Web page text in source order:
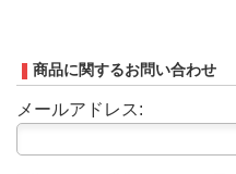
商品に関するお問い合わせ
メールアドレス: